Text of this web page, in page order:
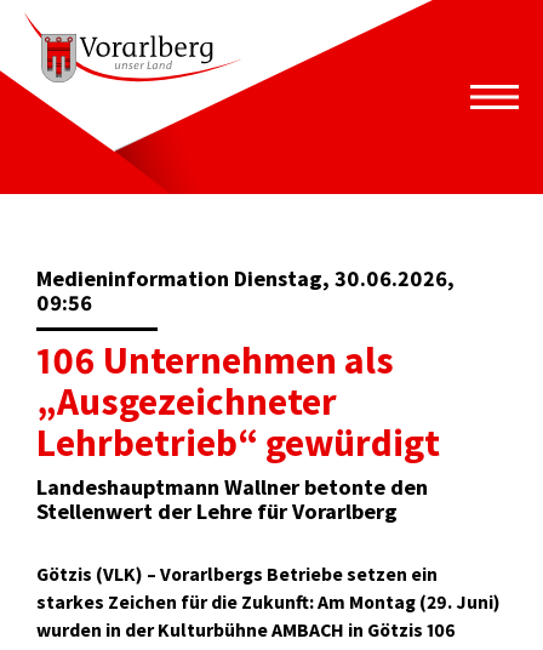
Medieninformation Dienstag, 30.06.2026,
09:56
106 Unternehmen als
„Ausgezeichneter
Lehrbetrieb“ gewürdigt
Landeshauptmann Wallner betonte den
Stellenwert der Lehre für Vorarlberg
Götzis (VLK) – Vorarlbergs Betriebe setzen ein
starkes Zeichen für die Zukunft: Am Montag (29. Juni)
wurden in der Kulturbühne AMBACH in Götzis 106